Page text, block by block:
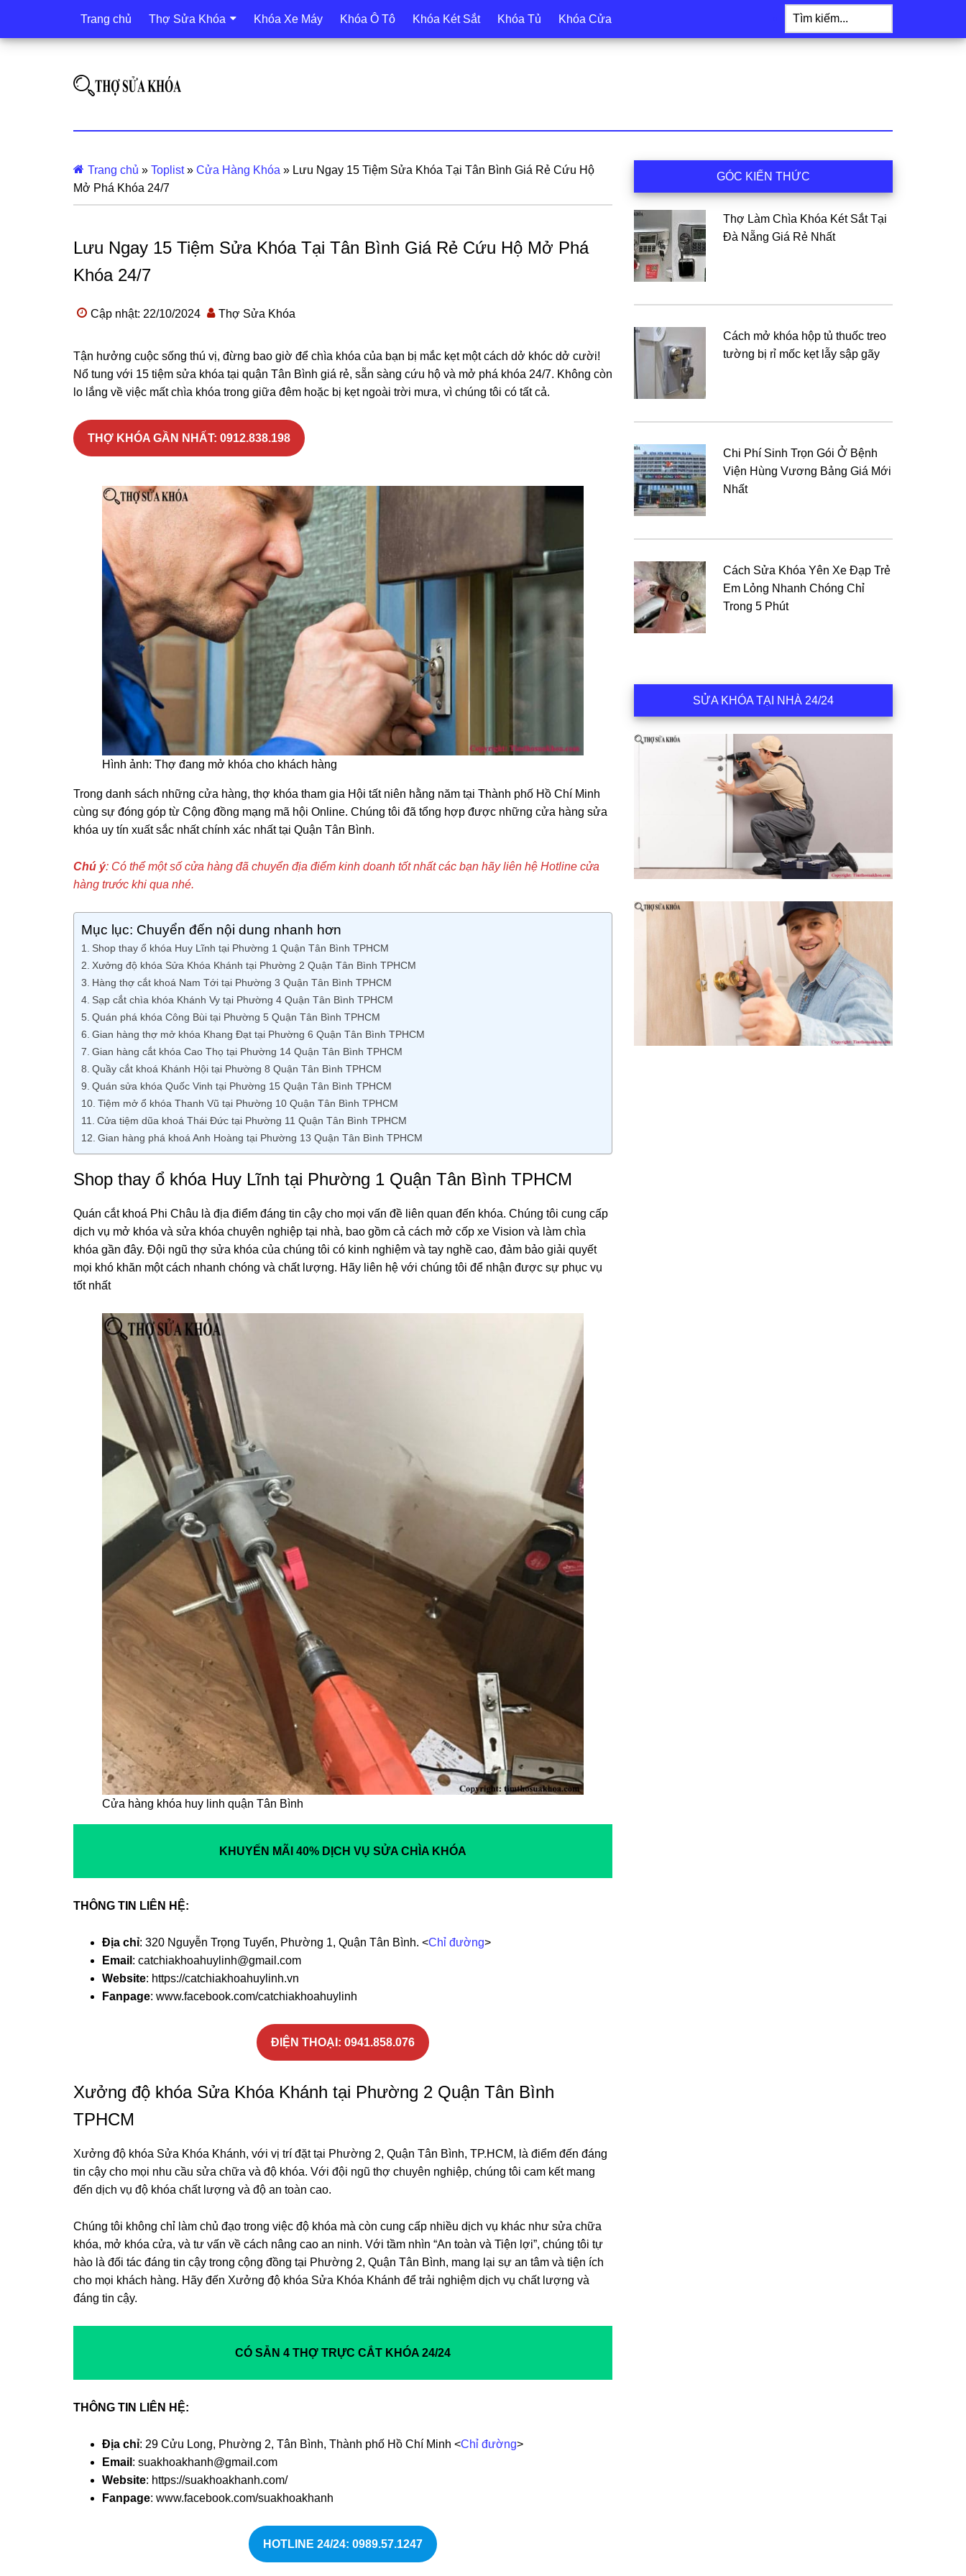
Trang chủ Thợ Sửa Khóa Khóa Xe Máy Khóa Ô Tô Khóa Két Sắt Khóa Tủ Khóa Cửa
Tìm
kiếm...
Trang chủ » Toplist» Cửa Hàng Khóa » Lưu Ngay 15 Tiệm Sửa Khóa Tại Tân Bình Giá Rẻ Cứu Hộ
Mở Phá Khóa 24/7
Lưu Ngay 15 Tiệm Sửa Khóa Tại Tân Bình Giá Rẻ Cứu Hộ Mở Phá
Khóa 24/7
Cập nhật: 22/10/2024 Thợ Sửa Khóa
Tận hưởng cuộc sống thú vị, đừng bao giờ để chìa khóa của bạn bị mắc kẹt một cách dở khóc dở cười!
Nổ tung với 15 tiệm sửa khóa tại quận Tân Bình giá rẻ, sẵn sàng cứu hộ và mở phá khóa 24/7. Không còn
lo lắng về việc mất chìa khóa trong giữa đêm hoặc bị kẹt ngoài trời mưa, vì chúng tôi có tất cả.
THỢ KHÓA GẦN NHẤT: 0912.838.198
Hình ảnh: Thợ đang mở khóa cho khách hàng
Trong danh sách những cửa hàng, thợ khóa tham gia Hội tất niên hằng năm tại Thành phố Hồ Chí Minh
cùng sự đóng góp từ Cộng đồng mạng mã hội Online. Chúng tôi đã tổng hợp được những cửa hàng sửa
khóa uy tín xuất sắc nhất chính xác nhất tại Quận Tân Bình.
Chú ý: Có thể một số cửa hàng đã chuyển địa điểm kinh doanh tốt nhất các bạn hãy liên hệ Hotline cửa
hàng trước khi qua nhé.
Mục lục: Chuyển đến nội dung nhanh hơn
Shop thay ổ khóa Huy Lĩnh tại Phường 1 Quận Tân Bình TPHCM
Xưởng độ khóa Sửa Khóa Khánh tại Phường 2 Quận Tân Bình TPHCM
Hàng thợ cắt khoá Nam Tới tại Phường 3 Quận Tân Bình TPHCM
Sạp cắt chìa khóa Khánh Vy tại Phường 4 Quận Tân Bình TPHCM
Quán phá khóa Công Bùi tại Phường 5 Quận Tân Bình TPHCM
Gian hàng thợ mở khóa Khang Đạt tại Phường 6 Quận Tân Bình TPHCM
Gian hàng cắt khóa Cao Thọ tại Phường 14 Quận Tân Bình TPHCM
Quầy cắt khoá Khánh Hội tại Phường 8 Quận Tân Bình TPHCM
Quán sửa khóa Quốc Vinh tại Phường 15 Quận Tân Bình TPHCM
Tiệm mở ổ khóa Thanh Vũ tại Phường 10 Quận Tân Bình TPHCM
Cửa tiệm dũa khoá Thái Ðức tại Phường 11 Quận Tân Bình TPHCM
Gian hàng phá khoá Anh Hoàng tại Phường 13 Quận Tân Bình TPHCM
Shop thay ổ khóa Huy Lĩnh tại Phường 1 Quận Tân Bình TPHCM
Quán cắt khoá Phi Châu là địa điểm đáng tin cậy cho mọi vấn đề liên quan đến khóa. Chúng tôi cung cấp
dịch vụ mở khóa và sửa khóa chuyên nghiệp tại nhà, bao gồm cả cách mở cốp xe Vision và làm chìa
khóa gần đây. Đội ngũ thợ sửa khóa của chúng tôi có kinh nghiệm và tay nghề cao, đảm bảo giải quyết
mọi khó khăn một cách nhanh chóng và chất lượng. Hãy liên hệ với chúng tôi để nhận được sự phục vụ
tốt nhất
Cửa hàng khóa huy linh quận Tân Bình
KHUYẾN MÃI 40% DỊCH VỤ SỬA CHÌA KHÓA
THÔNG TIN LIÊN HỆ:
Địa chỉ: 320 Nguyễn Trọng Tuyển, Phường 1, Quận Tân Bình. <Chỉ đường>
Email : catchiakhoahuylinh@gmail.com
Website: https://catchiakhoahuylinh.vn
Fanpage: www.facebook.com/catchiakhoahuylinh
ĐIỆN THOẠI: 0941.858.076
Xưởng độ khóa Sửa Khóa Khánh tại Phường 2 Quận Tân Bình
TPHCM
Xưởng độ khóa Sửa Khóa Khánh, với vị trí đặt tại Phường 2, Quận Tân Bình, TP.HCM, là điểm đến đáng
tin cậy cho mọi nhu cầu sửa chữa và độ khóa. Với đội ngũ thợ chuyên nghiệp, chúng tôi cam kết mang
đến dịch vụ độ khóa chất lượng và độ an toàn cao.
Chúng tôi không chỉ làm chủ đạo trong việc độ khóa mà còn cung cấp nhiều dịch vụ khác như sửa chữa
khóa, mở khóa cửa, và tư vấn về cách nâng cao an ninh. Với tầm nhìn “An toàn và Tiện lợi”, chúng tôi tự
hào là đối tác đáng tin cậy trong cộng đồng tại Phường 2, Quận Tân Bình, mang lại sự an tâm và tiện ích
cho mọi khách hàng. Hãy đến Xưởng độ khóa Sửa Khóa Khánh để trải nghiệm dịch vụ chất lượng và
đáng tin cậy.
CÓ SẴN 4 THỢ TRỰC CẮT KHÓA 24/24
THÔNG TIN LIÊN HỆ:
Địa chỉ: 29 Cửu Long, Phường 2, Tân Bình, Thành phố Hồ Chí Minh <Chỉ đường>
Email : suakhoakhanh@gmail.com
Website: https://suakhoakhanh.com/
Fanpage: www.facebook.com/suakhoakhanh
HOTLINE 24/24: 0989.57.1247
chính
GÓC KIẾN THỨC
Thợ Làm Chìa Khóa Két Sắt Tại
Đà Nẵng Giá Rẻ Nhất
Cách mở khóa hộp tủ thuốc treo
tường bị rỉ mốc kẹt lẫy sập gãy
Chi Phí Sinh Trọn Gói Ở Bệnh
Viện Hùng Vương Bảng Giá Mới
Nhất
Cách Sửa Khóa Yên Xe Đạp Trẻ
Em Lỏng Nhanh Chóng Chỉ
Trong 5 Phút
SỬA KHÓA TẠI NHÀ 24/24